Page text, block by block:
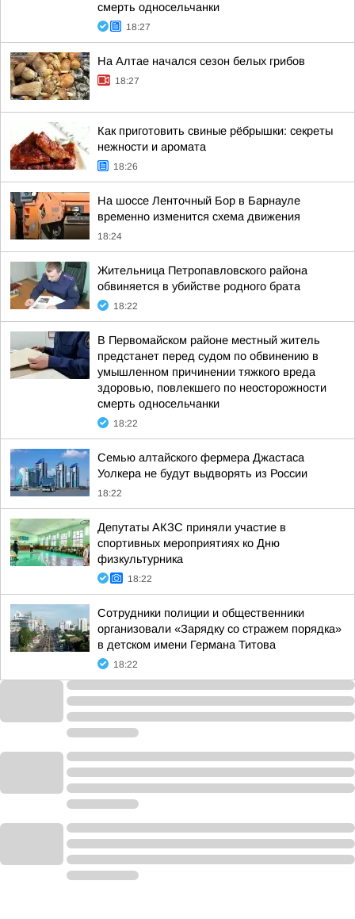
смерть односельчанки
18:27
На Алтае начался сезон белых грибов
18:27
Как приготовить свиные рёбрышки: секреты
нежности и аромата
18:26
На шоссе Ленточный Бор в Барнауле
временно изменится схема движения
18:24
Жительница Петропавловского района
обвиняется в убийстве родного брата
18:22
В Первомайском районе местный житель
предстанет перед судом по обвинению в
умышленном причинении тяжкого вреда
здоровью, повлекшего по неосторожности
смерть односельчанки
18:22
Семью алтайского фермера Джастаса
Уолкера не будут выдворять из России
18:22
Депутаты АКЗС приняли участие в
спортивных мероприятиях ко Дню
физкультурника
18:22
Сотрудники полиции и общественники
организовали «Зарядку со стражем порядка»
в детском имени Германа Титова
18:22